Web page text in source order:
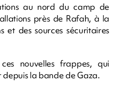
au nord du camp de
près de Rafah, à la
et des sources sécuritaires
nouvelles frappes, qui
la bande de Gaza.